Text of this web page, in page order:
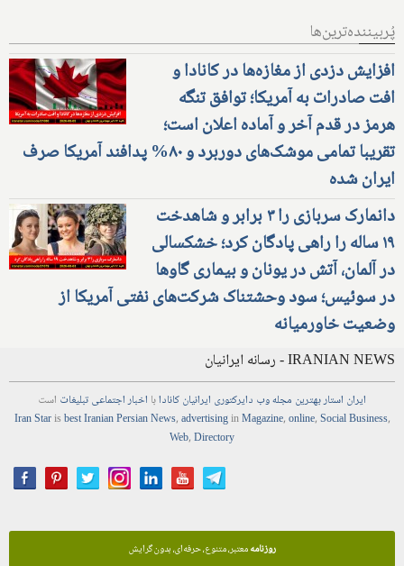
پُربیننده‌ترین‌ها
افزایش دزدی از مغازه‌ها در کانادا و
افت صادرات به آمریکا؛ توافق تنگه
هرمز در قدم آخر و آماده اعلان است؛
تقریبا تمامی موشک‌های دوربرد و ۸۰% پدافند آمریکا صرف
ایران شده
دانمارک سربازی را ۳ برابر و شاهدخت
۱۹ ساله را راهی پادگان کرد؛ خشکسالی
در آلمان، آتش در یونان و بیماری گاوها
در سوئیس؛ سود وحشتناک شرکت‌های نفتی آمریکا از
وضعیت خاورمیانه
IRANIAN NEWS - رسانه ایرانیان
ایران استاربهترین مجلهوب دایرکتوری ایرانیان کانادابا اخباراجتماعیتبلیغات است
Iran Starisbest Iranian PersianNews,advertisinginMagazine,online,Social Business,
Web,Directory
روزنامهمعتبر، متنوع، حرفه‌ای، بدون گرایش